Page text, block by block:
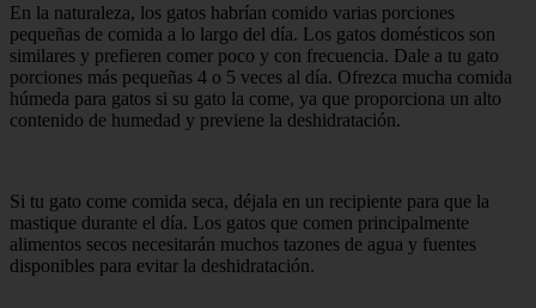
En la naturaleza, los gatos habrían comido varias porciones
pequeñas de comida a lo largo del día. Los gatos domésticos son
similares y prefieren comer poco y con frecuencia. Dale a tu gato
porciones más pequeñas 4 o 5 veces al día. Ofrezca mucha comida
húmeda para gatos si su gato la come, ya que proporciona un alto
contenido de humedad y previene la deshidratación.
Si tu gato come comida seca, déjala en un recipiente para que la
mastique durante el día. Los gatos que comen principalmente
alimentos secos necesitarán muchos tazones de agua y fuentes
disponibles para evitar la deshidratación.